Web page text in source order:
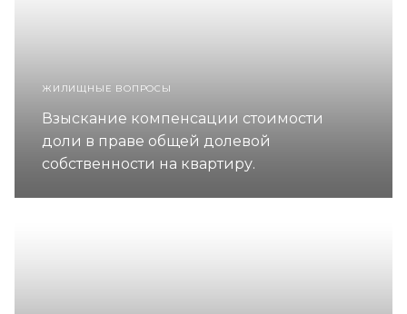
ЖИЛИЩНЫЕ ВОПРОСЫ
Взыскание компенсации стоимости
доли в праве общей долевой
собственности на квартиру.